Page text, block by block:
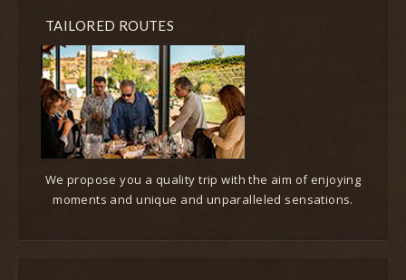
TAILORED ROUTES
We propose you a quality trip with the aim of enjoying
moments and unique and unparalleled sensations.